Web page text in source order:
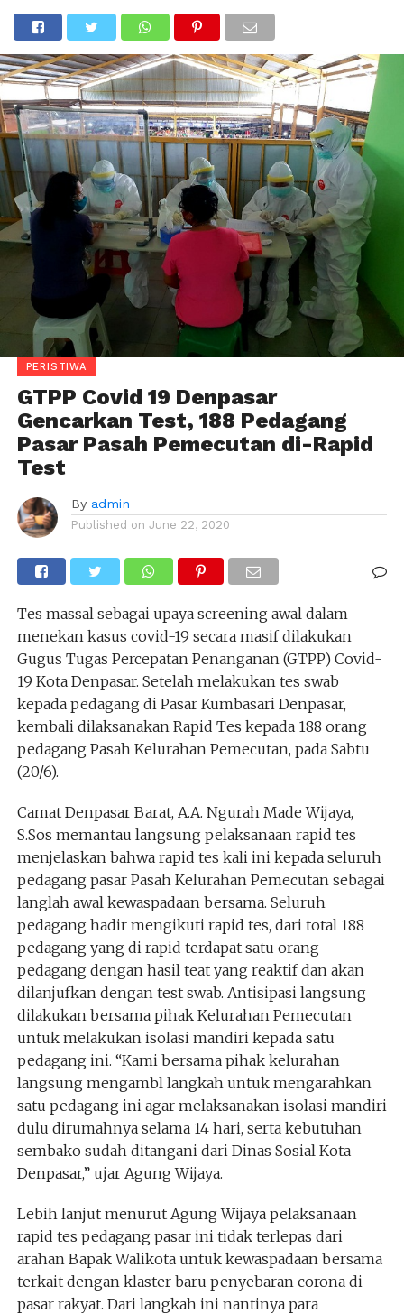
PERISTIWA
GTPP Covid 19 Denpasar
Gencarkan Test, 188 Pedagang
Pasar Pasah Pemecutan di-Rapid
Test
By admin
Published on June 22, 2020
Tes massal sebagai upaya screening awal dalam
menekan kasus covid-19 secara masif dilakukan
Gugus Tugas Percepatan Penanganan (GTPP) Covid-
19 Kota Denpasar. Setelah melakukan tes swab
kepada pedagang di Pasar Kumbasari Denpasar,
kembali dilaksanakan Rapid Tes kepada 188 orang
pedagang Pasah Kelurahan Pemecutan, pada Sabtu
(20/6).
Camat Denpasar Barat, A.A. Ngurah Made Wijaya,
S.Sos memantau langsung pelaksanaan rapid tes
menjelaskan bahwa rapid tes kali ini kepada seluruh
pedagang pasar Pasah Kelurahan Pemecutan sebagai
langlah awal kewaspadaan bersama. Seluruh
pedagang hadir mengikuti rapid tes, dari total 188
pedagang yang di rapid terdapat satu orang
pedagang dengan hasil teat yang reaktif dan akan
dilanjufkan dengan test swab. Antisipasi langsung
dilakukan bersama pihak Kelurahan Pemecutan
untuk melakukan isolasi mandiri kepada satu
pedagang ini. “Kami bersama pihak kelurahan
langsung mengambl langkah untuk mengarahkan
satu pedagang ini agar melaksanakan isolasi mandiri
dulu dirumahnya selama 14 hari, serta kebutuhan
sembako sudah ditangani dari Dinas Sosial Kota
Denpasar,” ujar Agung Wijaya.
Lebih lanjut menurut Agung Wijaya pelaksanaan
rapid tes pedagang pasar ini tidak terlepas dari
arahan Bapak Walikota untuk kewaspadaan bersama
terkait dengan klaster baru penyebaran corona di
pasar rakyat. Dari langkah ini nantinya para